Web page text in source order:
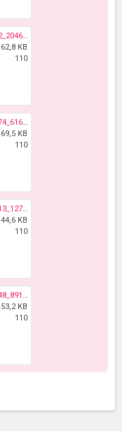
970530_598613256867502_2046465156_n.jpg
62,8 KB
110
1170705_598610536867774_616555077_n.jpg
69,5 KB
110
1173890_598612146867613_1278108708_n.jpg
44,6 KB
110
1236618_605058796222948_891216629_n.jpg
53,2 KB
110